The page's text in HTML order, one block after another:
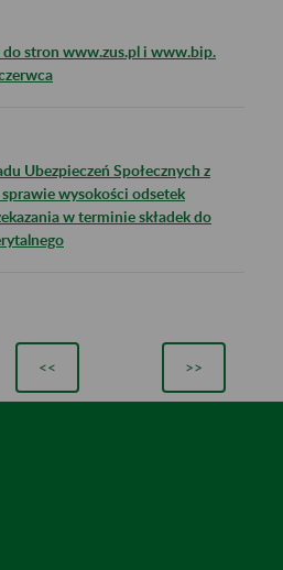
stron www.zus.pl i www.bip.
Ubezpieczeń Społecznych z
wysokości odsetek
w terminie składek do
<< >>